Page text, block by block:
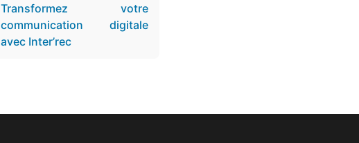
Transformez votre
communication digitale
avec Inter’rec​